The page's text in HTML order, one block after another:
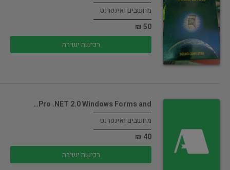
מחשבים ואינטרנט
50 ₪
רכישה ישירה
Pro .NET 2.0 Windows Forms and…
מחשבים ואינטרנט
40 ₪
רכישה ישירה